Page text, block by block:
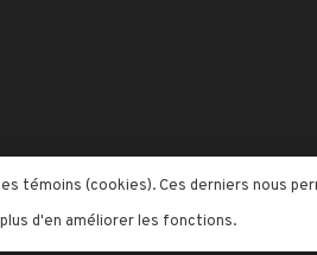
témoins (cookies). Ces derniers nous
d'en améliorer les fonctions.